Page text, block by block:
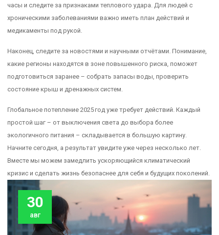
часы и следите за признаками теплового удара. Для людей с
хроническими заболеваниями важно иметь план действий и
медикаменты под рукой.
Наконец, следите за новостями и научными отчётами. Понимание,
какие регионы находятся в зоне повышенного риска, поможет
подготовиться заранее – собрать запасы воды, проверить
состояние крыш и дренажных систем.
Глобальное потепление 2025 год уже требует действий. Каждый
простой шаг – от выключения света до выбора более
экологичного питания – складывается в большую картину.
Начните сегодня, а результат увидите уже через несколько лет.
Вместе мы можем замедлить ускоряющийся климатический
кризис и сделать жизнь безопаснее для себя и будущих поколений.
30
авг